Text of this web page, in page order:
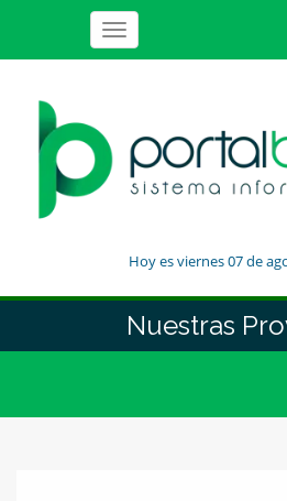
Toggle
navigation
Hoy es viernes 07 de
Nuestras